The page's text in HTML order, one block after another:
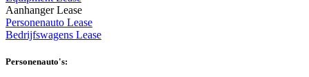
Aanhanger Lease
Personenauto Lease
Bedrijfswagens Lease
Personenauto's: